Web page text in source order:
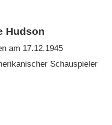
Hudson
am 17.12.1945
Schauspieler